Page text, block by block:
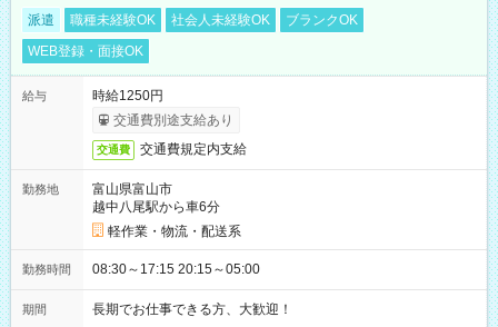
派遣 職種未経験OK 社会人未経験OK
ブランクOK
WEB登録・面接OK
給与
時給1250円
交通費別途支給あり
交通費 交通費規定内支給
勤務地
富山県富山市
越中八尾駅から車6分
軽作業・物流・配送系
勤務時間 08:30～17:15 20:15～05:00
期間 長期でお仕事できる方、大歓迎！